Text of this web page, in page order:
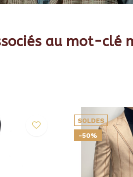
au mot-clé
SOLDES
-50%